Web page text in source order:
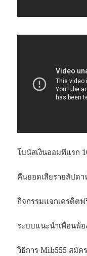
โบนัสเงินออมทีแรก
คืนยอดเสียรายสัปดา
กิจกรรมแจกเครดิตฟ
ระบบแนะนำเพื่อนพ้
วิธีการ Mib555 สมัค